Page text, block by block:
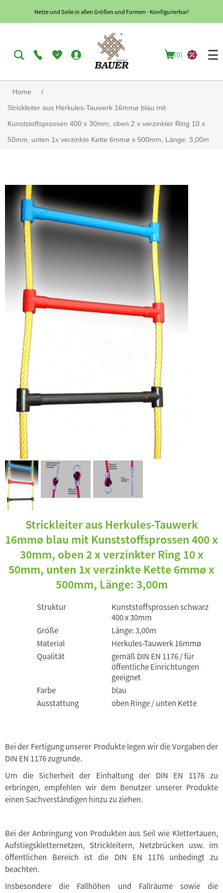
Netze und Seile in allen Größen und Formen - Konfigurierbar!
(0)
Home
/
Strickleiter aus Herkules-Tauwerk 16mmø blau mit
Kunststoffsprossen 400 x 30mm, oben 2 x verzinkter Ring 10 x
50mm, unten 1x verzinkte Kette 6mmø x 500mm, Länge: 3,00m
Strickleiter aus Herkules-Tauwerk
16mmø blau mit Kunststoffsprossen 400 x
30mm, oben 2 x verzinkter Ring 10 x
50mm, unten 1x verzinkte Kette 6mmø x
500mm, Länge: 3,00m
Struktur
Kunststoffsprossen schwarz
400 x 30mm
Größe
Länge: 3,00m
Material
Herkules-Tauwerk 16mmø
Qualität
gemäß DIN EN 1176 / für
öffentliche Einrichtungen
geeignet
Farbe
blau
Ausstattung
oben Ringe / unten Kette
Bei der Fertigung unserer Produkte legen wir die Vorgaben der
DIN EN 1176 zugrunde.
Um die Sicherheit der Einhaltung der DIN EN 1176 zu
erbringen, empfehlen wir dem Benutzer unserer Produkte
einen Sachverständigen hinzu zu ziehen.
Bei der Anbringung von Produkten aus Seil wie Klettertauen,
Aufstiegskletternetzen, Strickleitern, Netzbrücken usw. im
öffentlichen Bereich ist die DIN EN 1176 unbedingt zu
beachten.
Insbesondere die Fallhöhen und Fallräume sowie die